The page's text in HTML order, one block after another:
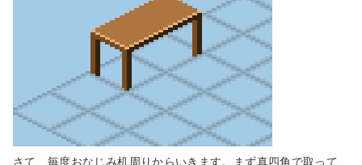
さて、毎度おなじみ机周りからいきます。まず真四角で取って、